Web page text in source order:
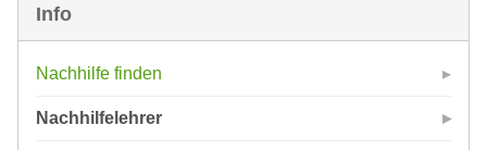
Info
Nachhilfe finden
Nachhilfelehrer